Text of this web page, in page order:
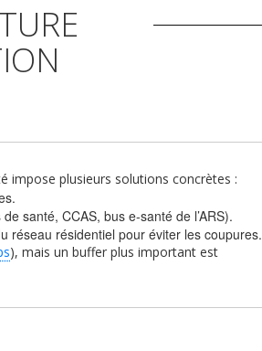
impose plusieurs solutions concrètes :
santé, CCAS, bus e-santé de l’ARS).
réseau résidentiel pour éviter les coupures.
), mais un buffer plus important est